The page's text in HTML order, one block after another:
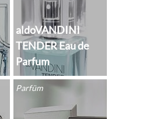
aldoVANDINI
TENDER Eau de
Parfum
Parfüm